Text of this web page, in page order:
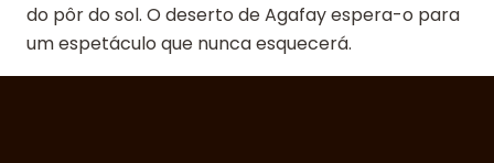
do pôr do sol. O deserto de Agafay espera-o para
um espetáculo que nunca esquecerá.